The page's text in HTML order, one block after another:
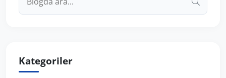
Kategoriler